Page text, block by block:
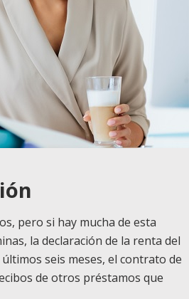
pero si hay mucha de esta
la declaración de la renta del
seis meses, el contrato de
de otros préstamos que